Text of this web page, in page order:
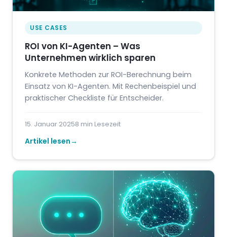
USE CASES
ROI von KI-Agenten – Was
Unternehmen wirklich sparen
Konkrete Methoden zur ROI-Berechnung beim
Einsatz von KI-Agenten. Mit Rechenbeispiel und
praktischer Checkliste für Entscheider.
15. Januar 20258 min Lesezeit
Artikel lesen